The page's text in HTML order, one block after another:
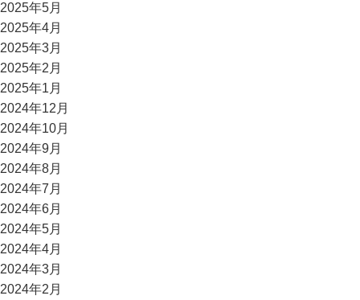
2025年5月
2025年4月
2025年3月
2025年2月
2025年1月
2024年12月
2024年10月
2024年9月
2024年8月
2024年7月
2024年6月
2024年5月
2024年4月
2024年3月
2024年2月